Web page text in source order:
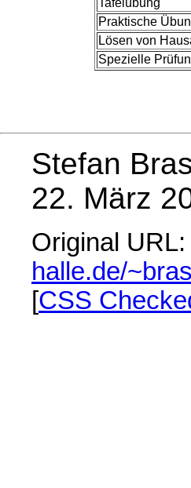
Tafelübung
Praktische
Lösen von
Spezielle
Stefan
22. März
Original URL:
halle.de/
[CSS